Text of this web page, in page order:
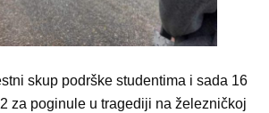
skup podrške studentima i sada 16
za poginule u tragediji na železničkoj